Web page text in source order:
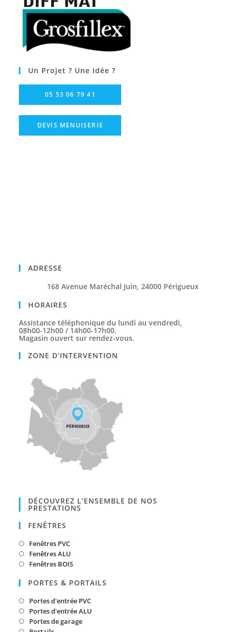
Un Projet ? Une Idée ?
ADRESSE
168 Avenue Maréchal Juin, 24000 Périgueux
HORAIRES
Assistance téléphonique du lundi au vendredi,
08h00-12h00 / 14h00-17h00.
Magasin ouvert sur rendez-vous.
ZONE D’INTERVENTION
DÉCOUVREZ L’ENSEMBLE DE NOS
PRESTATIONS
FENÊTRES
Fenêtres PVC
Fenêtres ALU
Fenêtres BOIS
PORTES & PORTAILS
Portes d'entrée PVC
Portes d'entrée ALU
Portes de garage